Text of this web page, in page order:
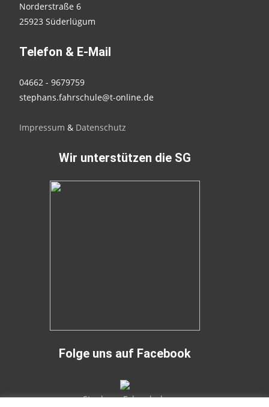
Norderstraße 6
25923 Süderlügum
Telefon & E-Mail
04662 - 9679759
stephans.fahrschule@t-online.de
Impressum & Datenschutz
Wir unterstützen die SG
Folge uns auf Facebook
Stephans Fahrschule